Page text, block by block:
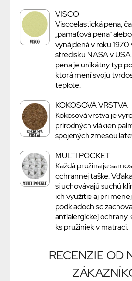
VISCO
Viscoelastická pena,
„pamäťová pena“
vynájdená v roku
stredisku NASA v
pena je unikátny typ
ktorá mení svoju
teplote.
KOKOSOVÁ VRSTVA
Kokosová vrstva je
prírodných vlákien
spojených zmesou
MULTI POCKET
Každá pružina je
ochrannej taške.
si uchovávajú suchú
ich využitie aj pri
podkladoch so
antialergickej ochrany.
ks pružiniek v matraci.
RECENZIE OD